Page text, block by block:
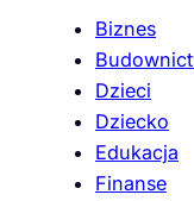
Biznes
Dzieci
Dziecko
Edukacja
Finanse